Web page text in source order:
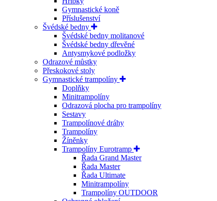
Gymnastické koně
Příslušenství
Švédské bedny
Švédské bedny molitanové
Švédské bedny dřevěné
Antysmykové podložky
Odrazové můstky
Přeskokové stoly
Gymnastické trampolíny
Doplňky
Minitrampolíny
Odrazová plocha pro trampolíny
Sestavy
Trampolínové dráhy
Trampolíny
Žíněnky
Trampolíny Eurotramp
Řada Grand Master
Řada Master
Řada Ultimate
Minitrampolíny
Trampolíny OUTDOOR